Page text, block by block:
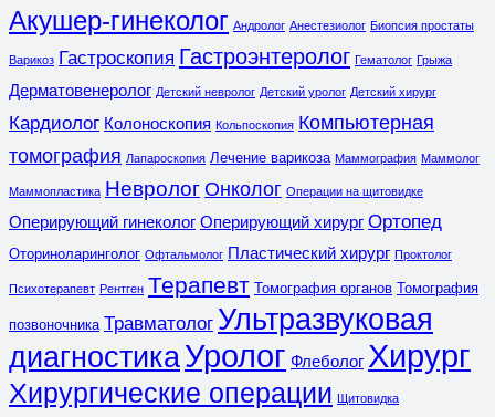
Акушер-гинеколог Андролог Анестезиолог Биопсия простаты
Варикоз Гастроскопия Гастроэнтеролог Гематолог Грыжа
Дерматовенеролог Детский невролог Детский уролог Детский хирург
Кардиолог Колоноскопия Кольпоскопия Компьютерная
томография Лапароскопия Лечение варикоза Маммография Маммолог
Маммопластика Невролог Онколог Операции на щитовидке
Оперирующий гинеколог Оперирующий хирург Ортопед
Оториноларинголог Офтальмолог Пластический хирург Проктолог
Психотерапевт Рентген Терапевт Томография органов Томография
позвоночника Травматолог Ультразвуковая
диагностикаУролог Флеболог Хирург
Хирургические операции Щитовидка